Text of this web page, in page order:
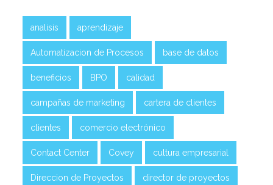
analisis aprendizaje
Automatizacion de Procesos base de datos
beneficios BPO calidad
campañas de marketing cartera de clientes
clientes comercio electrónico
Contact Center Covey cultura empresarial
Direccion de Proyectos director de proyectos